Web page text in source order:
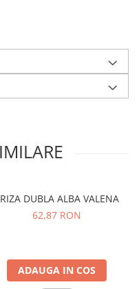
Valena standard
DUBLA ALBA VALENA
62,87 RON
ADAUGA IN COS